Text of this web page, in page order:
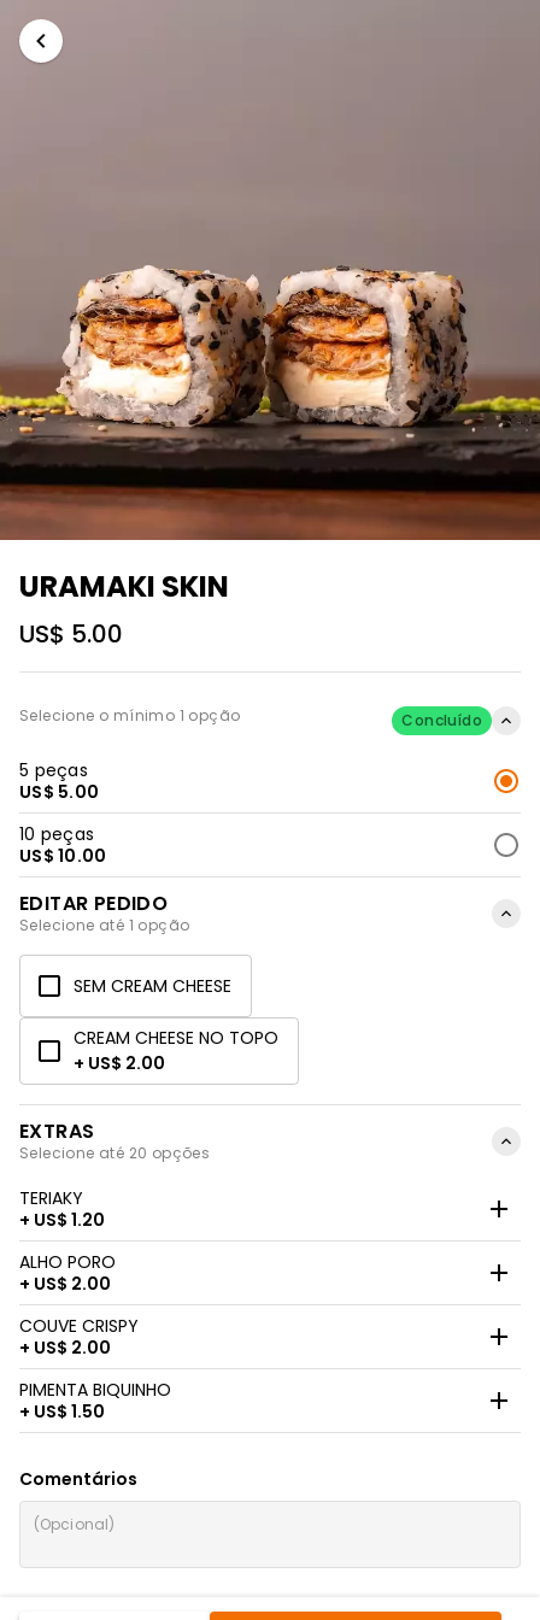
URAMAKI SKIN
US$ 5.00
Selecione o mínimo 1 opção Concluído
5 peças
US$ 5.00
10 peças
US$ 10.00
EDITAR PEDIDO
Selecione até 1 opção
SEM CREAM CHEESE
CREAM CHEESE NO TOPO
+ US$ 2.00
EXTRAS
Selecione até 20 opções
TERIAKY
+ US$ 1.20
ALHO PORO
+ US$ 2.00
COUVE CRISPY
+ US$ 2.00
PIMENTA BIQUINHO
+ US$ 1.50
Comentários